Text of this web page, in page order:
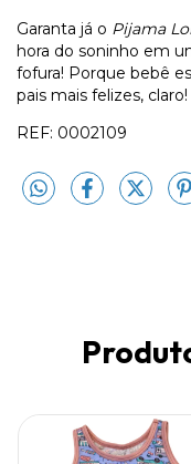
Garanta já o Pijama
hora do soninho em
fofura! Porque bebê
pais mais felizes, claro!
REF: 0002109